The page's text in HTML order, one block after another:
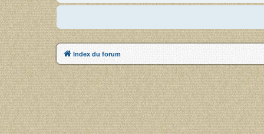
Index du forum